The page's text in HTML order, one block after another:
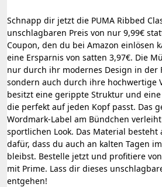
Schnapp dir jetzt die PUMA Ribbed Classic Cuff Beanie zum
unschlagbaren Preis von nur 9,99€
Coupon, den du bei Amazon einlösen
eine Ersparnis von satten 3,97€. Die
nur durch ihr modernes Design in der
sondern auch durch ihre hochwertige
besitzt eine gerippte Struktur und
die perfekt auf jeden Kopf passt. Das
Wordmark-Label am Bündchen
sportlichen Look. Das Material besteht
dafür, dass du auch an kalten Tagen
bleibst. Bestelle jetzt und profitiere
mit Prime. Lass dir dieses
entgehen!